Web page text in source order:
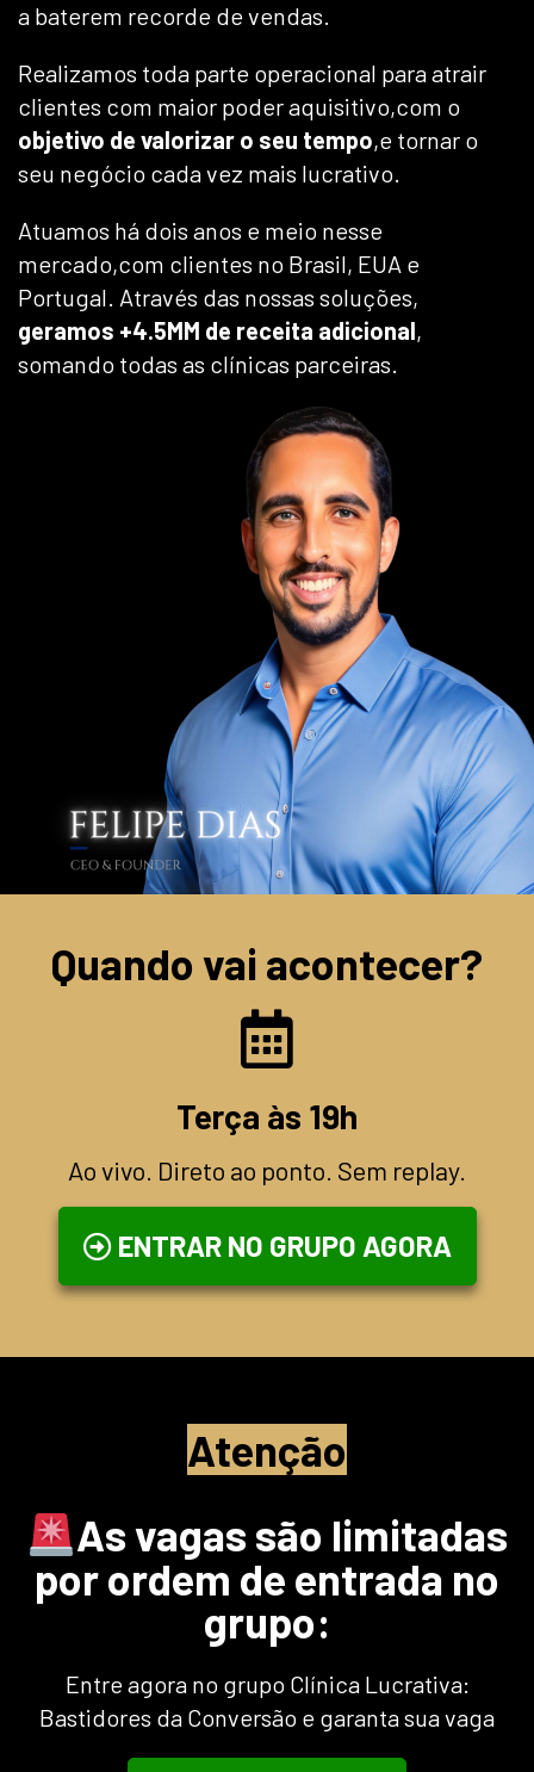
a baterem recorde de vendas.
Realizamos toda parte operacional para atrair
clientes com maior poder aquisitivo,com o
objetivo de valorizar o seu tempo,e tornar o
seu negócio cada vez mais lucrativo.
Atuamos há dois anos e meio nesse
mercado,com clientes no Brasil, EUA e
Portugal. Através das nossas soluções,
geramos +4.5MM de receita adicional,
somando todas as clínicas parceiras.
Quando vai acontecer?
Terça às 19h
Ao vivo. Direto ao ponto. Sem replay.
ENTRAR NO GRUPO AGORA
Atenção
As vagas são limitadas
por ordem de entrada no
grupo:
Entre agora no grupo Clínica Lucrativa:
Bastidores da Conversão e garanta sua vaga